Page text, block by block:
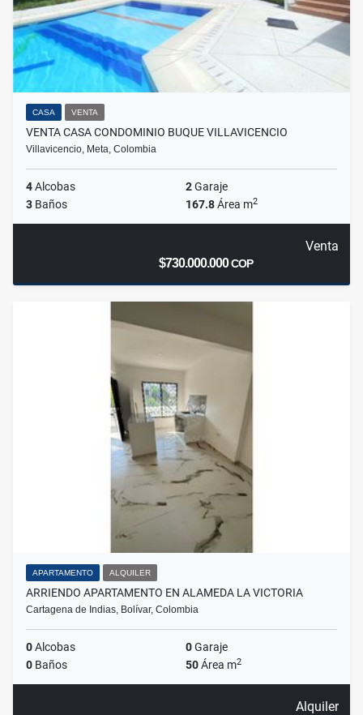
CASA VENTA
VENTA CASA CONDOMINIO BUQUE VILLAVICENCIO
Villavicencio, Meta, Colombia
4Alcobas 2Garaje
3 Baños 167.8Área m2
Venta
$730.000.000COP
APARTAMENTO ALQUILER
ARRIENDO APARTAMENTO EN ALAMEDA LA VICTORIA
Cartagena de Indias, Bolívar, Colombia
0Alcobas 0Garaje
0 Baños 50Área m2
Alquiler